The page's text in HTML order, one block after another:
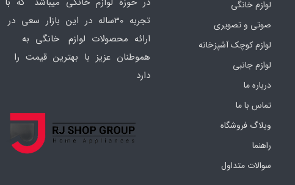
لوازم خانگی
صوتی و تصویری
لوازم کوچک آشپزخانه
لوازم جانبی
درباره ما
تماس با ما
وبلاگ فروشگاه
راهنما
سوالات متداول
تجربه 30ساله در این بازار سعی در
ارائه محصولات لوازم خانگی به
هموطنان عزیز با بهترین قیمت را
دارد